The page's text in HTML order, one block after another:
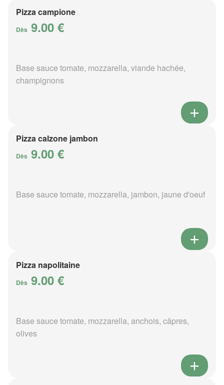
Pizza campione
Dès 9.00 €
Base sauce tomate, mozzarella, viande hachée,
champignons
Pizza calzone jambon
Dès 9.00 €
Base sauce tomate, mozzarella, jambon, jaune d'oeuf
Pizza napolitaine
Dès 9.00 €
Base sauce tomate, mozzarella, anchois, câpres,
olives